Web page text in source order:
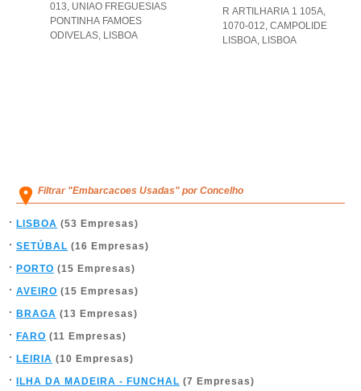
013, UNIAO FREGUESIAS
PONTINHA FAMOES
ODIVELAS, LISBOA
R ARTILHARIA 1 105A,
1070-012, CAMPOLIDE
LISBOA, LISBOA
Filtrar "Embarcacoes Usadas" por Concelho
LISBOA (53 Empresas)
SETÚBAL (16 Empresas)
PORTO (15 Empresas)
AVEIRO (15 Empresas)
BRAGA (13 Empresas)
FARO (11 Empresas)
LEIRIA (10 Empresas)
ILHA DA MADEIRA - FUNCHAL (7 Empresas)